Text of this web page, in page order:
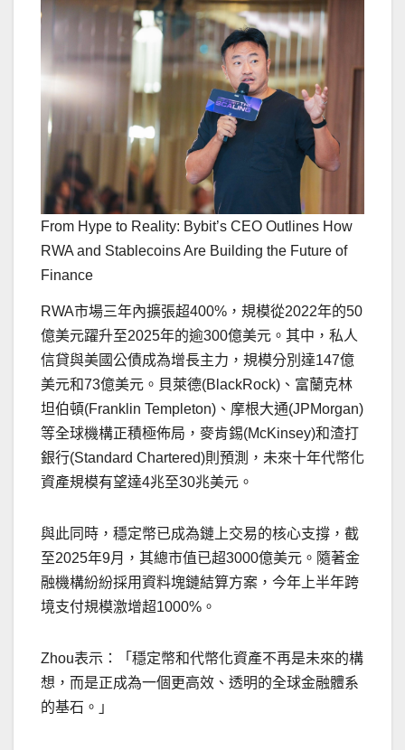
From Hype to Reality: Bybit’s CEO Outlines How
RWA and Stablecoins Are Building the Future of
Finance
RWA市場三年內擴張超400%，規模從2022年的50
億美元躍升至2025年的逾300億美元。其中，私人
信貸與美國公債成為增長主力，規模分別達147億
美元和73億美元。貝萊德(BlackRock)、富蘭克林
坦伯頓(Franklin Templeton)、摩根大通(JPMorgan)
等全球機構正積極佈局，麥肯錫(McKinsey)和渣打
銀行(Standard Chartered)則預測，未來十年代幣化
資產規模有望達4兆至30兆美元。
與此同時，穩定幣已成為鏈上交易的核心支撐，截
至2025年9月，其總市值已超3000億美元。隨著金
融機構紛紛採用資料塊鏈結算方案，今年上半年跨
境支付規模激增超1000%。
Zhou表示：「穩定幣和代幣化資產不再是未來的構
想，而是正成為一個更高效、透明的全球金融體系
的基石。」